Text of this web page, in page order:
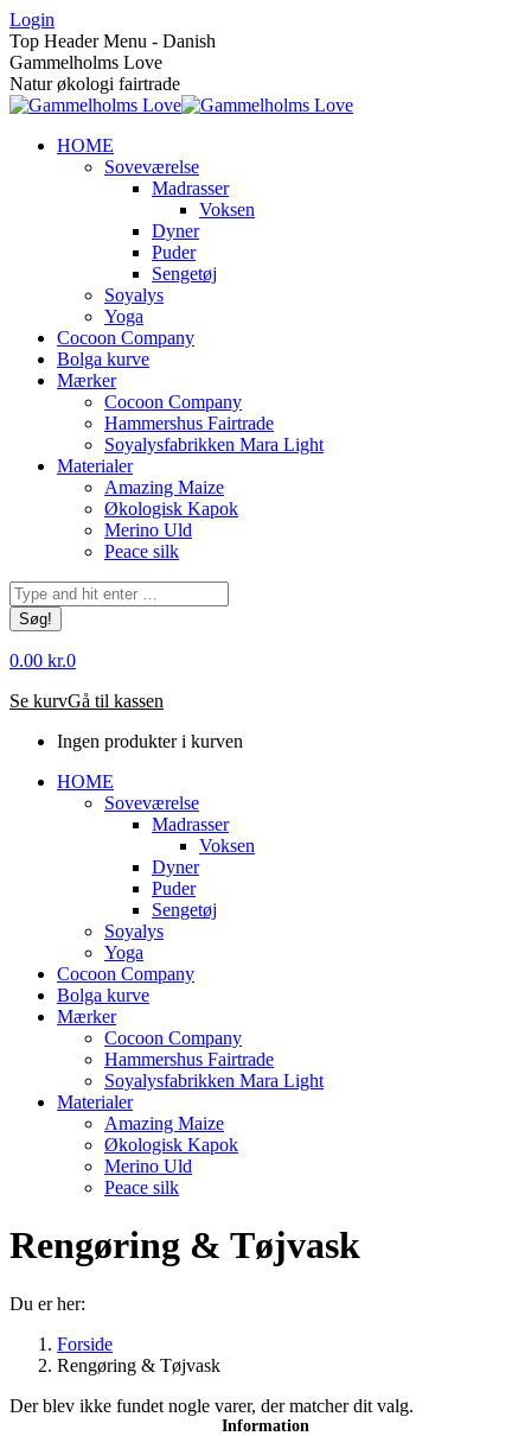
Skip
to
content
Login
Top Header Menu - Danish
Gammelholms Love
Natur økologi fairtrade
HOME
Soveværelse
Madrasser
Voksen
Dyner
Puder
Sengetøj
Soyalys
Yoga
Cocoon Company
Bolga kurve
Mærker
Cocoon Company
Hammershus Fairtrade
Soyalysfabrikken Mara Light
Materialer
Amazing Maize
Økologisk Kapok
Merino Uld
Peace silk
Søg:
0.00 kr.0
Se kurvGå til kassen
Ingen produkter i kurven
HOME
Soveværelse
Madrasser
Voksen
Dyner
Puder
Sengetøj
Soyalys
Yoga
Cocoon Company
Bolga kurve
Mærker
Cocoon Company
Hammershus Fairtrade
Soyalysfabrikken Mara Light
Materialer
Amazing Maize
Økologisk Kapok
Merino Uld
Peace silk
Rengøring & Tøjvask
Du er her:
Forside
Rengøring & Tøjvask
Der blev ikke fundet nogle varer, der matcher dit valg.
Information